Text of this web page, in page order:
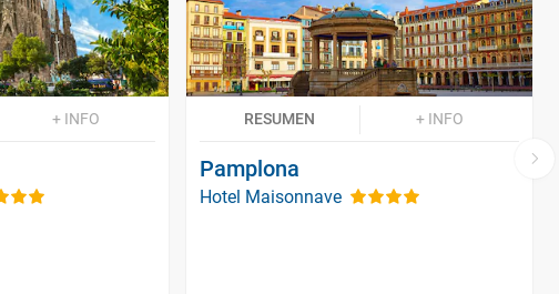
+ INFO RESUMEN + INFO
Pamplona
Hotel Maisonnave